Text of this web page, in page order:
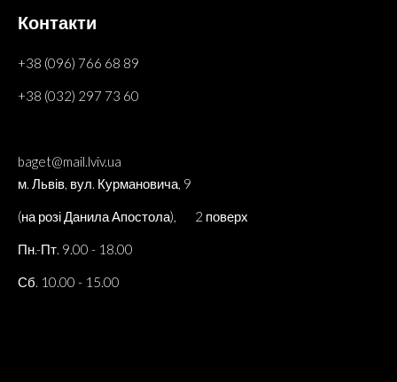
Контакти
+38 (096) 766 68 89
+38 (032) 297 73 60
baget@mail.lviv.ua
м. Львів, вул. Курмановича, 9
(на розі Данила Апостола), 2 поверх
Пн.-Пт. 9.00 - 18.00
Сб. 10.00 - 15.00